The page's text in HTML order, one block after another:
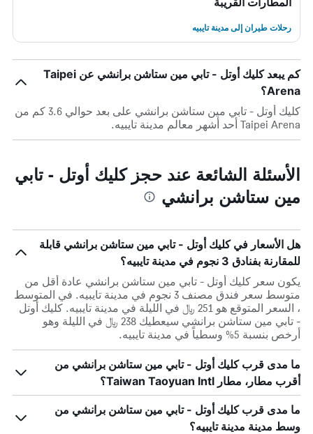
رحلات طيران إلى مدينة تايبيه
كم يبعد كليك أوتل - تابي مين ستاشن برانشي عن Taipei
Arena؟
كليك أوتل - تابي مين ستاشن برانشي على بعد حوالي 3.6 كم من
Taipei Arena أحد أشهر معالم مدينة تايبيه.
الأسئلة الشائعة عند حجز كليك أوتل - تابي
مين ستاشن برانشي
هل الأسعار في كليك أوتل - تابي مين ستاشن برانشي قابلة
للمقارنة بفنادق 3 نجوم في مدينة تايبيه؟
يكون سعر كليك أوتل - تابي مين ستاشن برانشي عادة أقل من
متوسط ​​سعر فندق مصنف 3 نجوم في مدينة تايبيه. في المتوسط
، السعر المتوقع هو 251 ﷼ في الليلة في مدينة تايبيه. كليك أوتل
- تابي مين ستاشن برانشي سيعطيك 238 ﷼ في الليلة وهو
أرخص بنسبة 5% وسطياً في مدينة تايبيه.
ما مدى قرب كليك أوتل - تابي مين ستاشن برانشي من
أقرب مطار، مطار Taiwan Taoyuan Intl؟
ما مدى قرب كليك أوتل - تابي مين ستاشن برانشي من
وسط مدينة مدينة تايبيه؟